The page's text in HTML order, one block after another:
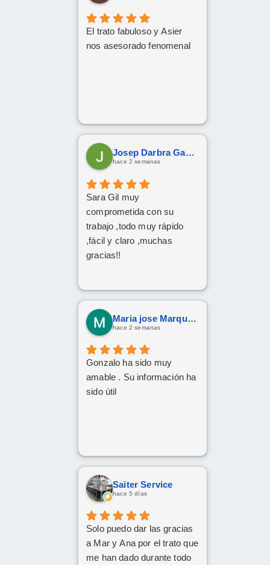
El trato fabuloso y Asier
nos asesorado fenomenal
Josep Darbra Gaset
hace 2 semanas
Sara Gil muy
comprometida con su
trabajo ,todo muy rápido
,fácil y claro ,muchas
gracias!!
Maria jose Marquez Gonzalez
hace 2 semanas
Gonzalo ha sido muy
amable . Su información ha
sido útil
Saiter Service
hace 5 días
Solo puedo dar las gracias
a Mar y Ana por el trato que
me han dado durante todo